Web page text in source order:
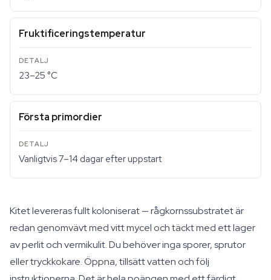
Fruktificeringstemperatur
23–25 °C
Första primordier
Vanligtvis 7–14 dagar efter uppstart
Kitet levereras fullt koloniserat — rågkornssubstratet är
redan genomvävt med vitt mycel och täckt med ett lager
av perlit och vermikulit. Du behöver inga sporer, sprutor
eller tryckkokare. Öppna, tillsätt vatten och följ